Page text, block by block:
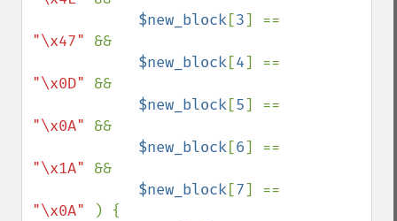
$new_block[3
"\x47" &&
$new_block[4
"\x0D" &&
$new_block[5
"\x0A" &&
$new_block[6
"\x1A" &&
$new_block[7
"\x0A"
) {